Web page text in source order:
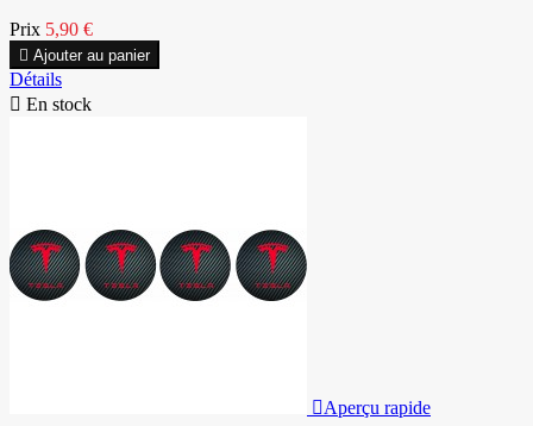
Prix 5,90 €
 Ajouter au panier
Détails
 En stock
Aperçu rapide